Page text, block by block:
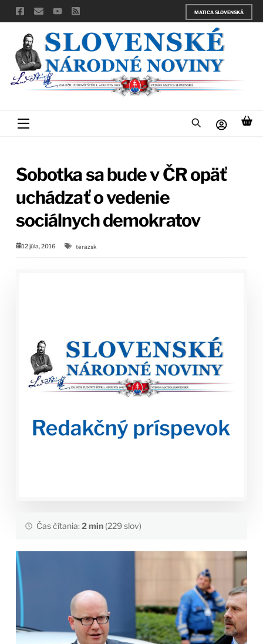
Skip
to
content
MATICA SLOVENSKÁ
Menu
Sobotka sa bude v ČR opäť
uchádzať o vedenie
sociálnych demokratov
12 júla, 2016 terazsk
Čas čítania:2 min(229 slov)